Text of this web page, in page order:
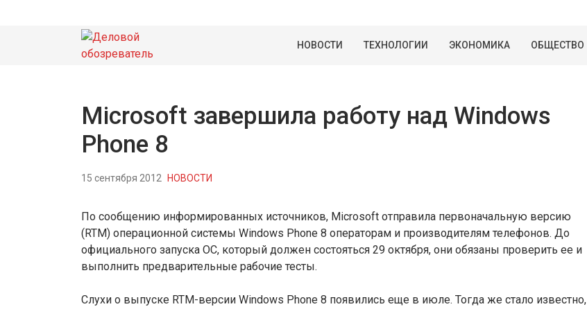
НОВОСТИ ТЕХНОЛОГИИ ЭКОНОМИКА ОБЩЕСТВО
Microsoft завершила работу над Windows
Phone 8
15 сентября 2012 НОВОСТИ
По сообщению информированных источников, Microsoft отправила первоначальную версию
(RTM) операционной системы Windows Phone 8 операторам и производителям телефонов. До
официального запуска ОС, который должен состояться 29 октября, они обязаны проверить ее и
выполнить предварительные рабочие тесты.
Слухи о выпуске RTM-версии Windows Phone 8 появились еще в июле. Тогда же стало известно,